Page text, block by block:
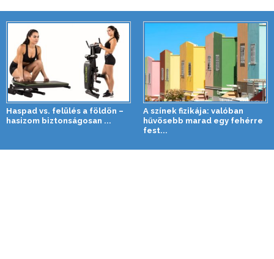
Haspad vs. felülés a földön –
hasizom biztonságosan ...
A színek fizikája: valóban
hűvösebb marad egy fehérre
fest...